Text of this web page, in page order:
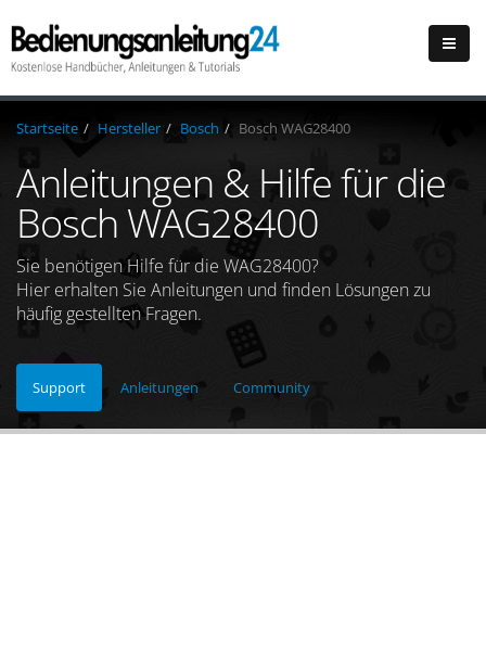
Startseite Hersteller Bosch Bosch WAG28400
Anleitungen & Hilfe für die
Bosch WAG28400
Sie benötigen Hilfe für die WAG28400?
Hier erhalten Sie Anleitungen und finden Lösungen zu
häufig gestellten Fragen.
Support Anleitungen Community